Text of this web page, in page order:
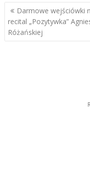
Nawigacja
wpisu
Darmowe wejściówki
recital „Pozytywka”
Różańskiej